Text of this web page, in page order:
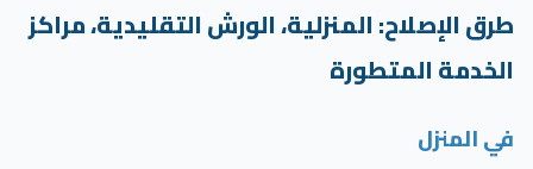
الإصلاح: المنزلية، الورش التقليدية، مراكز
المتطورة
المنزل